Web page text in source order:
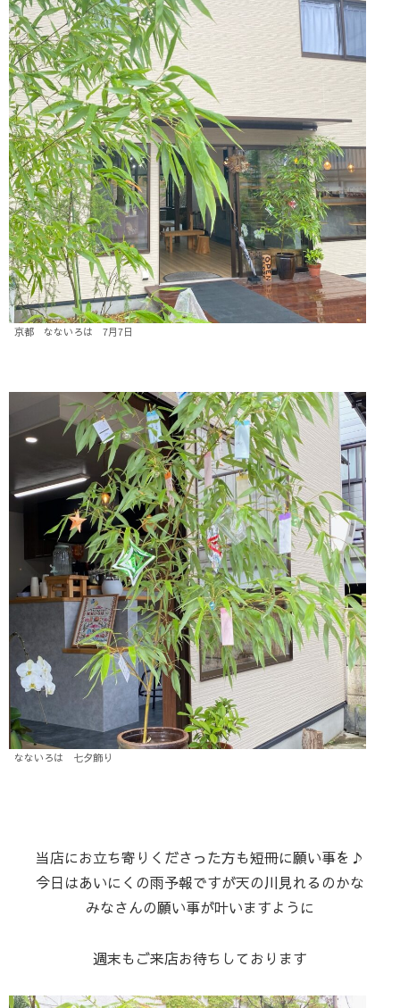
京都 なないろは 7月7日
なないろは 七夕飾り
当店にお立ち寄りくださった方も短冊に願い事を♪
今日はあいにくの雨予報ですが天の川見れるのかな
みなさんの願い事が叶いますように
週末もご来店お待ちしております